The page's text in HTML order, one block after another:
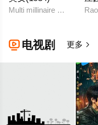
Multi millinaire Ezra
 电视剧 更多 